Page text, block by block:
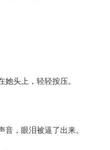
头上，轻轻按压。
，眼泪被逼了出来。